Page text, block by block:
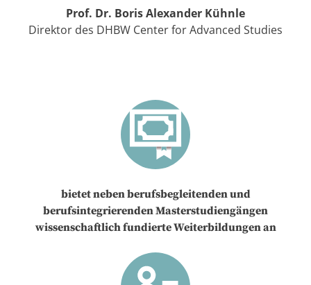
Prof. Dr. Boris Alexander Kühnle
Direktor des DHBW Center for Advanced Studies
bietet neben berufsbegleitenden und
berufsintegrierenden Masterstudiengängen
wissenschaftlich fundierte Weiterbildungen an